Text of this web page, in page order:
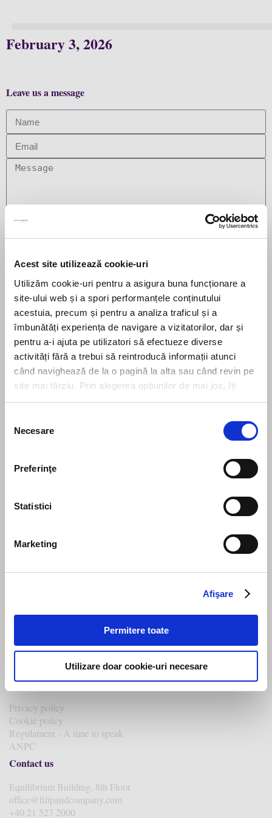
Acest site utilizează cookie-uri
Utilizăm cookie-uri pentru a asigura buna funcționare a
site-ului web și a spori performanțele conținutului
acestuia, precum și pentru a analiza traficul și a
îmbunătăți experiența de navigare a vizitatorilor, dar și
pentru a-i ajuta pe utilizatori să efectueze diverse
activități fără a trebui să reintroducă informații atunci
când navighează de la o pagină la alta sau când revin pe
site mai târziu. Prin alegerea opțiunilor de mai jos, îți
exprimi acordul explicit de stocare a cookies pe care le-
consimțământului
Necesare
Preferinţe
Statistici
Marketing
Afişare
Permitere toate
Utilizare doar cookie-uri necesare
February 3, 2026
și la ce să ne așteptăm în 2026
Leave us a message
Subscribe to our newsletter
Stay up to date with the latest. Join Our Email List.
Story
The team
Recognitions
Insights
Coronavirus taskforce
Legal news
Legal
Privacy policy
Cookie policy
Regulament - A time to speak
ANPC
Contact us
Equilibrium Building, 8th Floor
office@filipandcompany.com
+40 21 527 2000